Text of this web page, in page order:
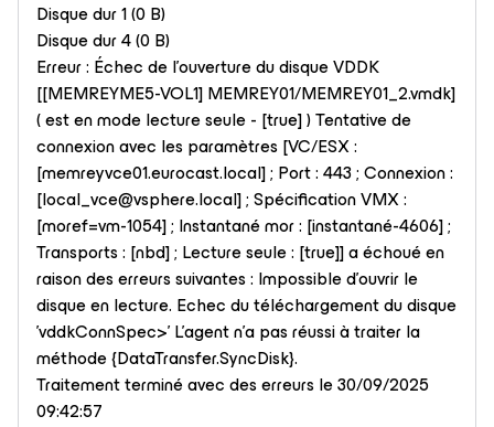
Disque dur 1 (0 B)
Disque dur 4 (0 B)
Erreur : Échec de l'ouverture du disque VDDK
[[MEMREYME5-VOL1] MEMREY01/MEMREY01_2.vmdk]
( est en mode lecture seule - [true] ) Tentative de
connexion avec les paramètres [VC/ESX :
[memreyvce01.eurocast.local] ; Port : 443 ; Connexion :
[local_vce@vsphere.local] ; Spécification VMX :
[moref=vm-1054] ; Instantané mor : [instantané-4606] ;
Transports : [nbd] ; Lecture seule : [true]] a échoué en
raison des erreurs suivantes : Impossible d'ouvrir le
disque en lecture. Echec du téléchargement du disque
'vddkConnSpec>' L'agent n'a pas réussi à traiter la
méthode {DataTransfer.SyncDisk}.
Traitement terminé avec des erreurs le 30/09/2025
09:42:57